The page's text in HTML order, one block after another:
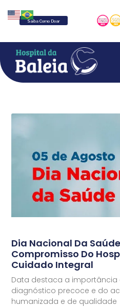
Saiba Como Doar
Dia Nacional Da
Compromisso Do
Cuidado Integral
Data destaca a importância
diagnóstico precoce e do
humanizada e de